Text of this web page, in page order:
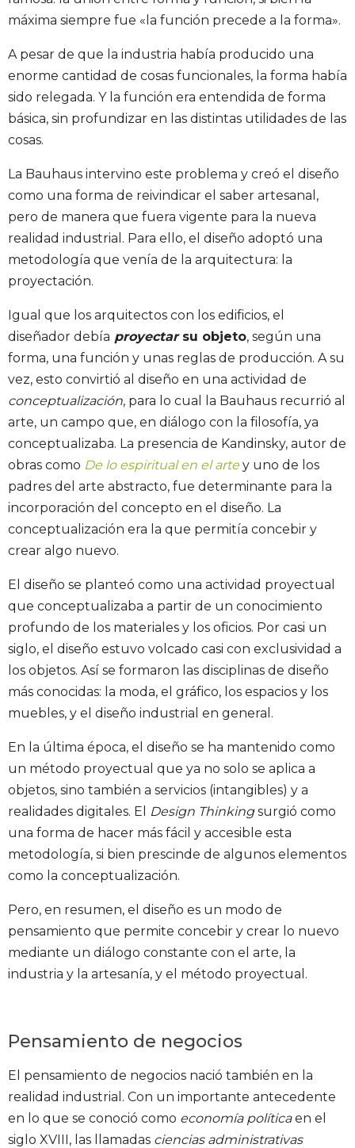
máxima siempre fue «la función precede a la forma».
A pesar de que la industria había producido una
enorme cantidad de cosas funcionales, la forma había
sido relegada. Y la función era entendida de forma
básica, sin profundizar en las distintas utilidades de las
cosas.
La Bauhaus intervino este problema y creó el diseño
como una forma de reivindicar el saber artesanal,
pero de manera que fuera vigente para la nueva
realidad industrial. Para ello, el diseño adoptó una
metodología que venía de la arquitectura: la
proyectación.
Igual que los arquitectos con los edificios, el
diseñador debía proyectar su objeto, según una
forma, una función y unas reglas de producción. A su
vez, esto convirtió al diseño en una actividad de
conceptualización, para lo cual la Bauhaus recurrió al
arte, un campo que, en diálogo con la filosofía, ya
conceptualizaba. La presencia de Kandinsky, autor de
obras como De lo espiritual en el arte y uno de los
padres del arte abstracto, fue determinante para la
incorporación del concepto en el diseño. La
conceptualización era la que permitía concebir y
crear algo nuevo.
El diseño se planteó como una actividad proyectual
que conceptualizaba a partir de un conocimiento
profundo de los materiales y los oficios. Por casi un
siglo, el diseño estuvo volcado casi con exclusividad a
los objetos. Así se formaron las disciplinas de diseño
más conocidas: la moda, el gráfico, los espacios y los
muebles, y el diseño industrial en general.
En la última época, el diseño se ha mantenido como
un método proyectual que ya no solo se aplica a
objetos, sino también a servicios (intangibles) y a
realidades digitales. El
Design Thinkingsurgió como
una forma de hacer más fácil y accesible esta
metodología, si bien prescinde de algunos elementos
como la conceptualización.
Pero, en resumen, el diseño es un modo de
pensamiento que permite concebir y crear lo nuevo
mediante un diálogo constante con el arte, la
industria y la artesanía, y el método proyectual.
Pensamiento de negocios
El pensamiento de negocios nació también en la
realidad industrial. Con un importante antecedente
en lo que se conoció como economía políticaen el
siglo XVIII, las llamadas ciencias administrativas